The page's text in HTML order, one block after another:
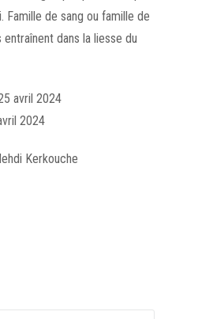
Famille de sang ou famille de
dans la liesse du
avril 2024
2024
Kerkouche